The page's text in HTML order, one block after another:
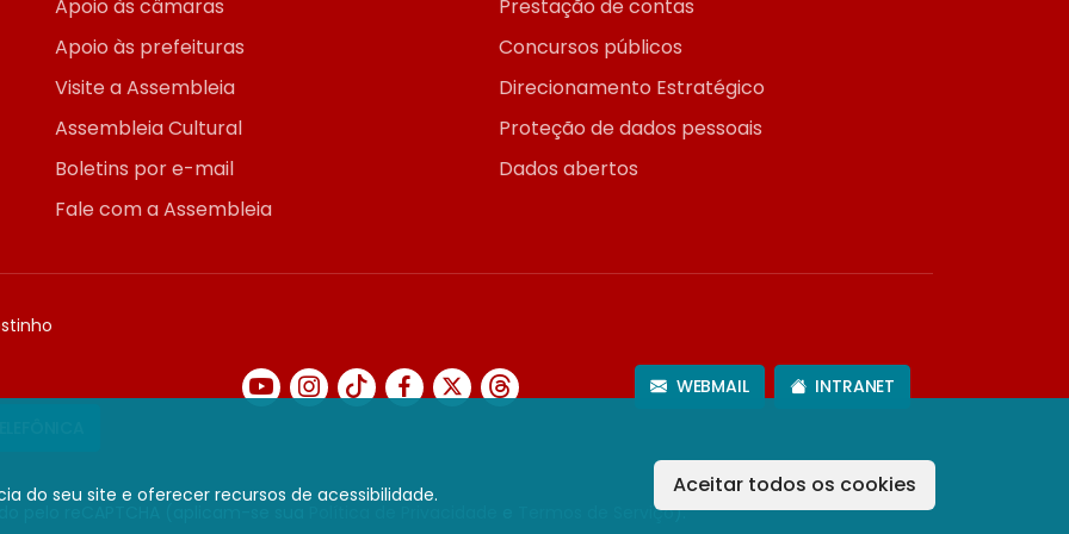
do seu site e oferecer recursos de acessibilidade.
Aceitar todos os cookies
Apoio às câmaras
Apoio às prefeituras
Visite a Assembleia
Assembleia Cultural
Boletins por e-mail
Fale com a Assembleia
Prestação de contas
Concursos públicos
Direcionamento Estratégico
Proteção de dados pessoais
Dados abertos
WEBMAIL INTRANET
pelo reCAPTCHA (aplicam-se sua Termos de Serviço).